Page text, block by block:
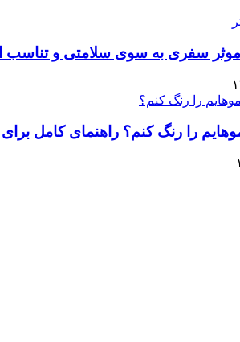
سفری به سوی سلامتی و تناسب
را رنگ کنم؟ راهنمای کامل